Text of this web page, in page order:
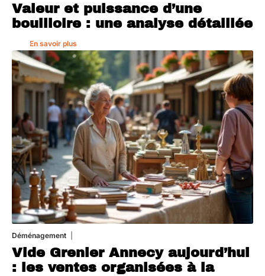
Valeur et puissance d’une
bouilloire : une analyse détaillée
En savoir plus
Déménagement
Vide Grenier Annecy aujourd’hui
: les ventes organisées à la